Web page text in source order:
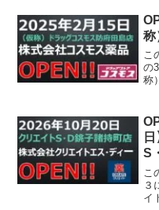
称
こ
の
称
S
こ
３
イ